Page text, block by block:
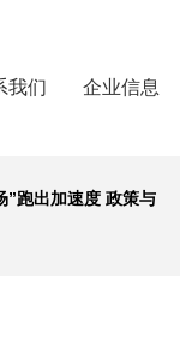
我们 企业信息
”跑出加速度 政策与